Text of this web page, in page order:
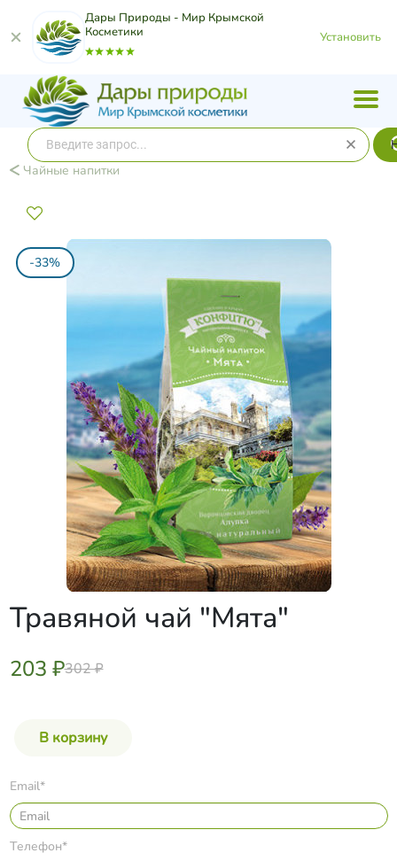
Дары Природы - Мир Крымской
Косметики
Установить
Чайные напитки
-33%
Травяной чай "Мята"
203 ₽302 ₽
Email*
Телефон*